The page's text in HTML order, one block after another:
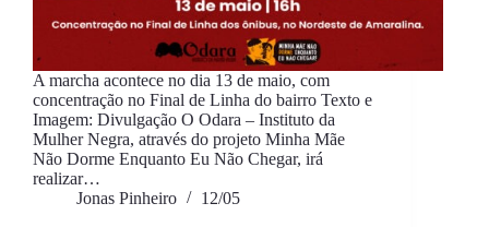
A marcha acontece no dia 13 de maio, com
concentração no Final de Linha do bairro Texto e
Imagem: Divulgação O Odara – Instituto da
Mulher Negra, através do projeto Minha Mãe
Não Dorme Enquanto Eu Não Chegar, irá
realizar…
Jonas Pinheiro
12/05